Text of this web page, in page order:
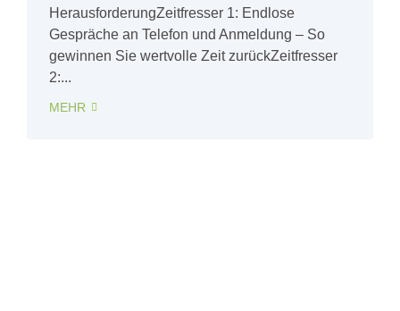
HerausforderungZeitfresser 1: Endlose
Gespräche an Telefon und Anmeldung – So
gewinnen Sie wertvolle Zeit zurückZeitfresser
2:...
MEHR